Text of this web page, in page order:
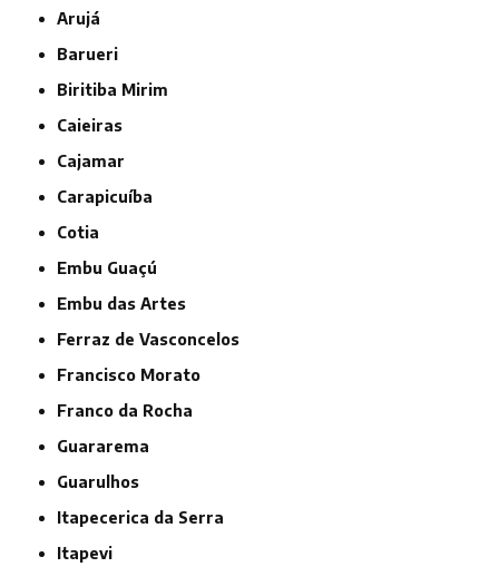
Arujá
Barueri
Biritiba Mirim
Caieiras
Cajamar
Carapicuíba
Cotia
Embu Guaçú
Embu das Artes
Ferraz de Vasconcelos
Francisco Morato
Franco da Rocha
Guararema
Guarulhos
Itapecerica da Serra
Itapevi